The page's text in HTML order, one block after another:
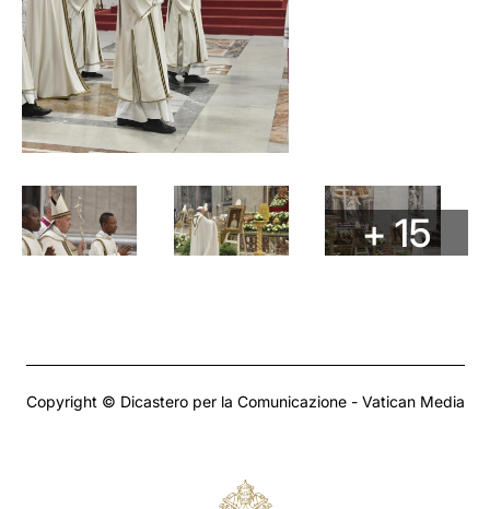
+ 15
Copyright © Dicastero per la Comunicazione - Vatican Media